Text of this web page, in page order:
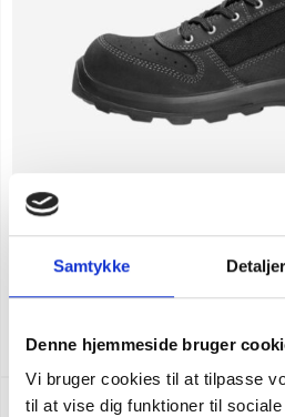
Samtykke Detaljer
Denne hjemmeside bruger
Vi bruger cookies til at tilpasse
til at vise dig funktioner til
SEK 1.999,00u. moms